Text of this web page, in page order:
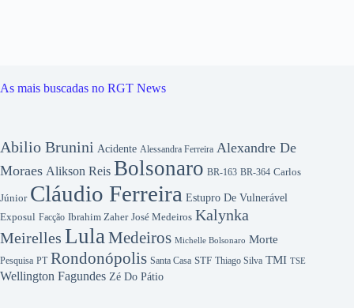
As mais buscadas no RGT News
Abilio Brunini Acidente Alessandra Ferreira Alexandre De
Moraes Alikson Reis Bolsonaro BR-163 BR-364 Carlos
Júnior Cláudio Ferreira Estupro De Vulnerável
Exposul Facção Ibrahim Zaher José Medeiros Kalynka
Meirelles Lula Medeiros Michelle Bolsonaro Morte
Pesquisa PT Rondonópolis Santa Casa STF Thiago Silva TMI TSE
Wellington Fagundes Zé Do Pátio